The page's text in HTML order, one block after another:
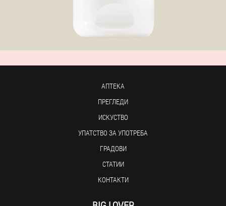
АПТЕКА
ПРЕГЛЕДИ
ИСКУСТВО
УПАТСТВО ЗА УПОТРЕБА
ГРАДОВИ
СТАТИИ
КОНТАКТИ